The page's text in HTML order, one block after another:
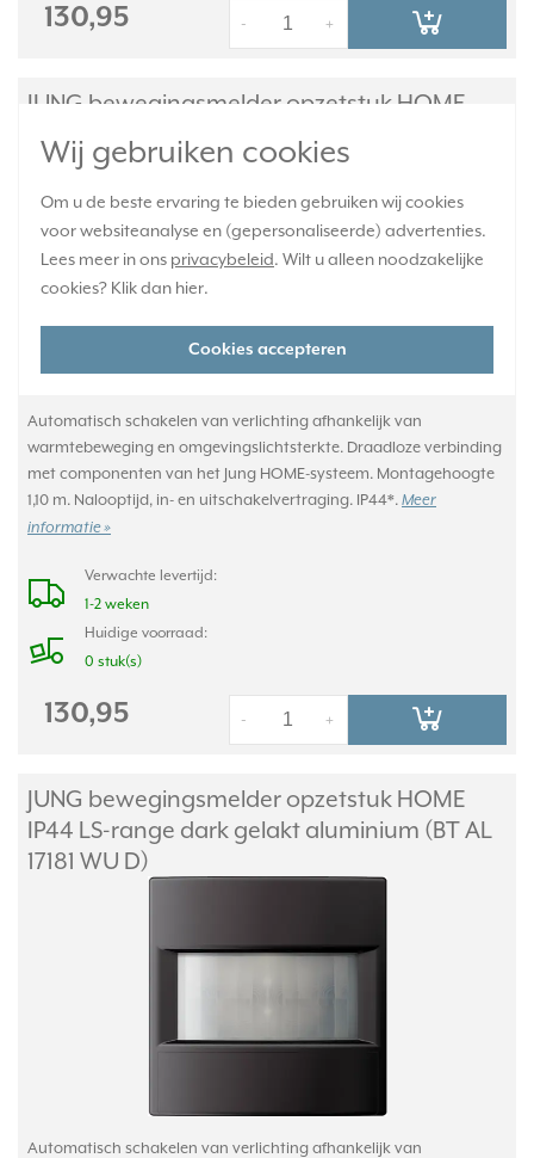
Wij gebruiken cookies
Om u de beste ervaring te bieden gebruiken wij cookies
voor websiteanalyse en (gepersonaliseerde) advertenties.
Lees meer in ons privacybeleid. Wilt u alleen noodzakelijke
cookies? Klik dan hier.
Cookies accepteren
130,95 +
-
JUNG bewegingsmelder opzetstuk HOME
Automatisch schakelen van verlichting afhankelijk van
warmtebeweging en omgevingslichtsterkte. Draadloze verbinding
met componenten van het Jung HOME-systeem. Montagehoogte
1,10 m. Nalooptijd, in- en uitschakelvertraging. IP44*. Meer
informatie »
Verwachte levertijd:
1-2 weken
Huidige voorraad:
0 stuk(s)
130,95 +
-
JUNG bewegingsmelder opzetstuk HOME
IP44 LS-range dark gelakt aluminium (BT AL
17181 WU D)
Automatisch schakelen van verlichting afhankelijk van